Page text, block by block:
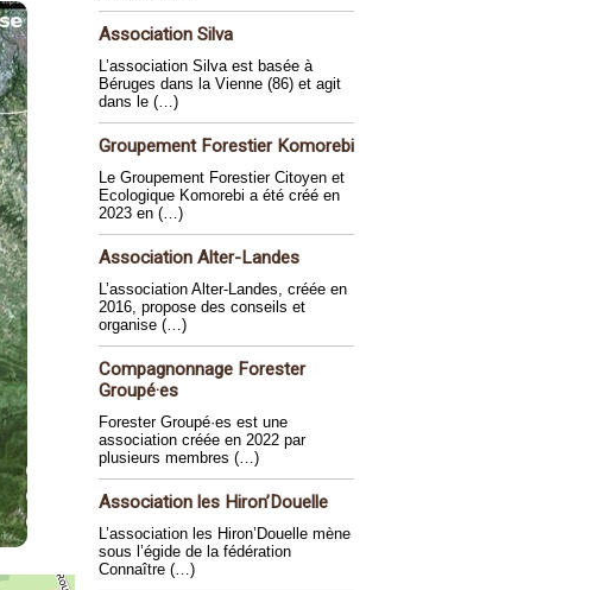
Association Silva
L’association Silva est basée à
Béruges dans la Vienne (86) et agit
dans le (…)
Groupement Forestier Komorebi
Le Groupement Forestier Citoyen et
Ecologique Komorebi a été créé en
2023 en (…)
Association Alter-Landes
L’association Alter-Landes, créée en
2016, propose des conseils et
organise (…)
Compagnonnage Forester
Groupé·es
Forester Groupé·es est une
association créée en 2022 par
plusieurs membres (…)
Association les Hiron’Douelle
L’association les Hiron’Douelle mène
sous l’égide de la fédération
Connaître (…)